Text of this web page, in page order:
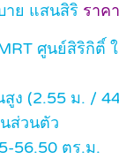
าย แสนสิริ ราค
ศูนย์สิริกิติ์
สูง (2.55 ม. /
ส่วนตัว
56.50 ตร.ม.